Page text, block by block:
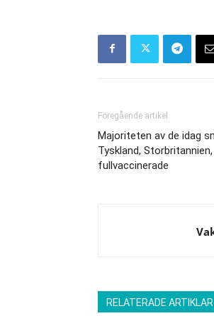
Föregående artikel
Majoriteten av de idag
Tyskland,
fullvaccinerade
RELATERADE ARTIKLAR